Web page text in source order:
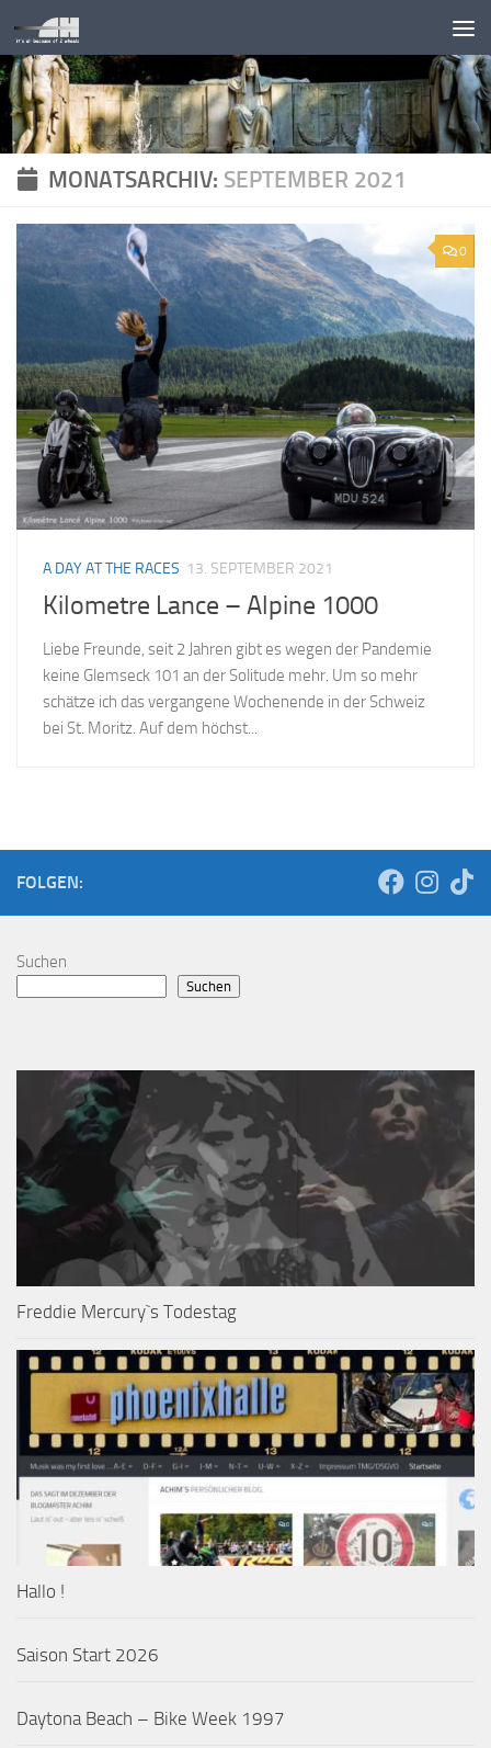
Unter dem Inhalt
MONATSARCHIV: SEPTEMBER 2021
0
A DAY AT THE RACES 13. SEPTEMBER 2021
Kilometre Lance – Alpine 1000
Liebe Freunde, seit 2 Jahren gibt es wegen der Pandemie
keine Glemseck 101 an der Solitude mehr. Um so mehr
schätze ich das vergangene Wochenende in der Schweiz
bei St. Moritz. Auf dem höchst...
FOLGEN:
Suchen
Suchen
Freddie Mercury`s Todestag
Hallo !
Saison Start 2026
Daytona Beach – Bike Week 1997